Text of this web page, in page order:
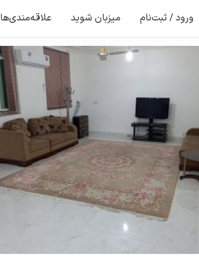
ورود / ثبت‌نام میزبان شوید علاقه‌مندی‌ها